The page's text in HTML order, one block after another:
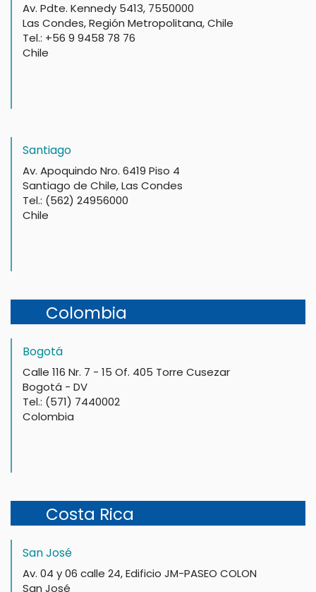
Av. Pdte. Kennedy 5413, 7550000
Las Condes, Región Metropolitana, Chile
Tel.: +56 9 9458 78 76
Chile
Santiago
Av. Apoquindo Nro. 6419 Piso 4
Santiago de Chile, Las Condes
Tel.: (562) 24956000
Chile
Colombia
Bogotá
Calle 116 Nr. 7 - 15 Of. 405 Torre Cusezar
Bogotá - DV
Tel.: (571) 7440002
Colombia
Costa Rica
San José
Av. 04 y 06 calle 24, Edificio JM-PASEO COLON
San José